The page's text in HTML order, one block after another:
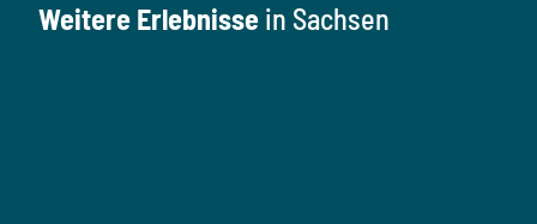
Weitere Erlebnisse in Sachsen